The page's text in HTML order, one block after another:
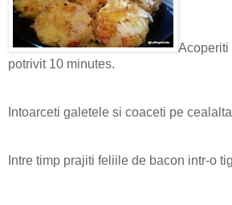
Acoperiti
potrivit 10 minutes.
Intoarceti galetele si coaceti pe
Intre timp prajiti feliile de bacon intr-o